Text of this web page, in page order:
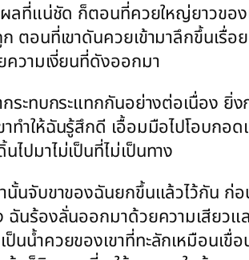
ผลที่แน่ชัด ก็ตอนที่ควยใหญ่ยาวขอ
ก ตอนที่เขาดันควยเข้ามาลึกขึ้นเรื่
ความเงี่ยนที่ดังออกมา
กระทบกระแทกกันอย่างต่อเนื่อง
ทำให้ฉันรู้สึกดี เอื้อมมือไปโอบกอด
ไปมาไม่เป็นที่ไม่เป็นทาง
นั้นจับขาของฉันยกขึ้นแล้วไว้กัน ก่
นร้องลั่นออกมาด้วยความเสียวแ
ป็นน้ำควยของเขาที่ทะลักเหมือนเ